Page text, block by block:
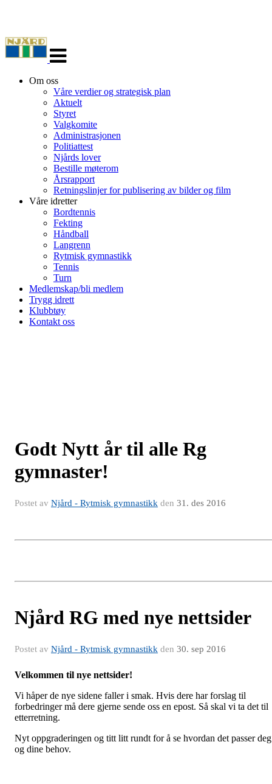
navigasjon
Om oss
Våre verdier og strategisk plan
Aktuelt
Styret
Valgkomite
Administrasjonen
Politiattest
Njårds lover
Bestille møterom
Årsrapport
Retningslinjer for publisering av bilder og film
Våre idretter
Bordtennis
Fekting
Håndball
Langrenn
Rytmisk gymnastikk
Tennis
Turn
Medlemskap/bli medlem
Trygg idrett
Klubbtøy
Kontakt oss
Godt Nytt år til alle Rg
gymnaster!
Postet av Njård - Rytmisk gymnastikk den 31. des 2016
Njård RG med nye nettsider
Postet av Njård - Rytmisk gymnastikk den 30. sep 2016
Velkommen til nye nettsider!
Vi håper de nye sidene faller i smak. Hvis dere har forslag til
forbedringer må dere gjerne sende oss en epost. Så skal vi ta det til
etterretning.
Nyt oppgraderingen og titt litt rundt for å se hvordan det passer deg
og dine behov.